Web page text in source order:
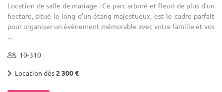
Location de salle de mariage : Ce parc arboré et fleuri de plus d'un
hectare, situé le long d'un étang majestueux, est le cadre parfait
pour organiser un événement mémorable avec votre famille et vos
10-310
Location dès2 300 €